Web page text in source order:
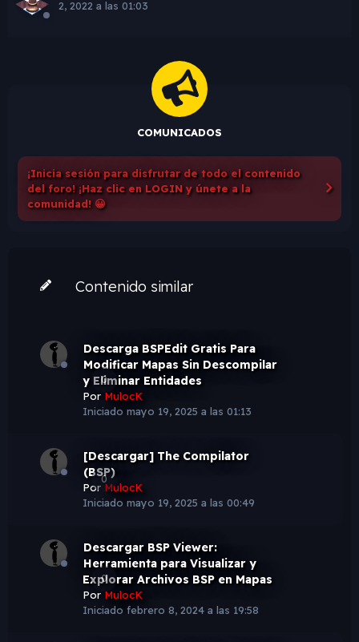
2, 2022 a las 01:03
COMUNICADOS
¡Inicia sesión para disfrutar de todo el contenido
del foro! ¡Haz clic en LOGIN y únete a la
comunidad! 😀
Contenido similar
0
Descarga BSPEdit Gratis Para
Modificar Mapas Sin Descompilar
y Eliminar Entidades
Por MulocK
Iniciado mayo 19, 2025 a las 01:13
0
[Descargar] The Compilator
(BSP)
Por MulocK
Iniciado mayo 19, 2025 a las 00:49
0
Descargar BSP Viewer:
Herramienta para Visualizar y
Explorar Archivos BSP en Mapas
Por MulocK
Iniciado febrero 8, 2024 a las 19:58